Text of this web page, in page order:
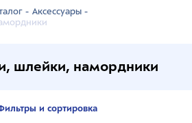
- Аксессуары -
шлейки, намордники
и сортировка